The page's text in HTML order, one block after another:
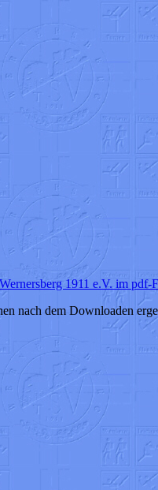
1911 e.V. im pdf-
nach dem Downloaden